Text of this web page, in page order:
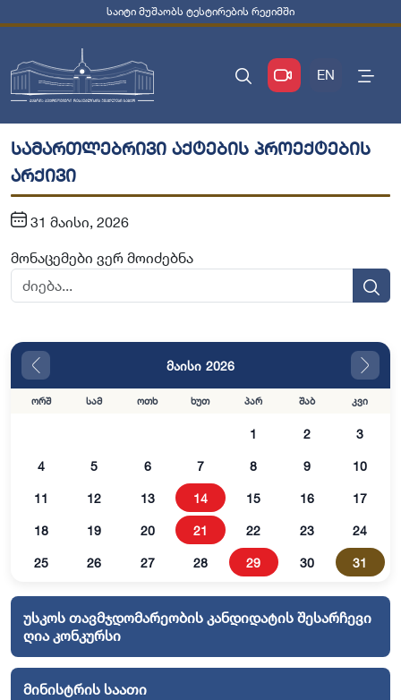
საიტი მუშაობს ტესტირების რეჟიმში
EN
სამართლებრივი აქტების პროექტების
არქივი
31 მაისი, 2026
მონაცემები ვერ მოიძებნა
მაისი 2026
ორშ სამ ოთხ ხუთ პარ შაბ კვი
1 2 3
4 5 6 7 8 9 10
11 12 13 14 15 16 17
18 19 20 21 22 23 24
25 26 27 28 29 30 31
უსკოს თავმჯდომარეობის კანდიდატის შესარჩევი
ღია კონკურსი
მინისტრის საათი